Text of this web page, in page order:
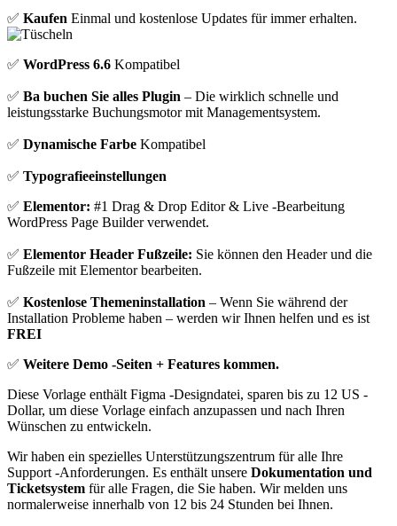
✅ Kaufen Einmal und kostenlose Updates für immer erhalten.
✅ WordPress 6.6 Kompatibel
✅ Ba buchen Sie alles Plugin – Die wirklich schnelle und
leistungsstarke Buchungsmotor mit Managementsystem.
✅ Dynamische Farbe Kompatibel
✅ Typografieeinstellungen
✅ Elementor: #1 Drag & Drop Editor & Live -Bearbeitung
WordPress Page Builder verwendet.
✅ Elementor Header Fußzeile: Sie können den Header und die
Fußzeile mit Elementor bearbeiten.
✅ Kostenlose Themeninstallation – Wenn Sie während der
Installation Probleme haben – werden wir Ihnen helfen und es ist
FREI
✅ Weitere Demo -Seiten + Features kommen.
Diese Vorlage enthält Figma -Designdatei, sparen bis zu 12 US -
Dollar, um diese Vorlage einfach anzupassen und nach Ihren
Wünschen zu entwickeln.
Wir haben ein spezielles Unterstützungszentrum für alle Ihre
Support -Anforderungen. Es enthält unsere Dokumentation und
Ticketsystem für alle Fragen, die Sie haben. Wir melden uns
normalerweise innerhalb von 12 bis 24 Stunden bei Ihnen.